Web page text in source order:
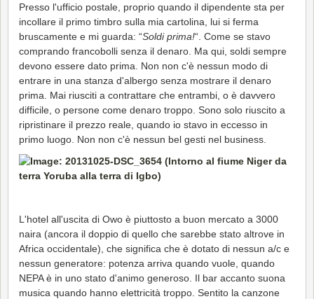
Presso l'ufficio postale, proprio quando il dipendente sta per
incollare il primo timbro sulla mia cartolina, lui si ferma
bruscamente e mi guarda: “Soldi prima!“. Come se stavo
comprando francobolli senza il denaro. Ma qui, soldi sempre
devono essere dato prima. Non non c'è nessun modo di
entrare in una stanza d'albergo senza mostrare il denaro
prima. Mai riusciti a contrattare che entrambi, o è davvero
difficile, o persone come denaro troppo. Sono solo riuscito a
ripristinare il prezzo reale, quando io stavo in eccesso in
primo luogo. Non non c'è nessun bel gesti nel business.
L'hotel all'uscita di Owo è piuttosto a buon mercato a 3000
naira (ancora il doppio di quello che sarebbe stato altrove in
Africa occidentale), che significa che è dotato di nessun a/c e
nessun generatore: potenza arriva quando vuole, quando
NEPA è in uno stato d'animo generoso. Il bar accanto suona
musica quando hanno elettricità troppo. Sentito la canzone